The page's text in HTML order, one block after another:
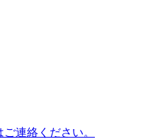
連絡ください。